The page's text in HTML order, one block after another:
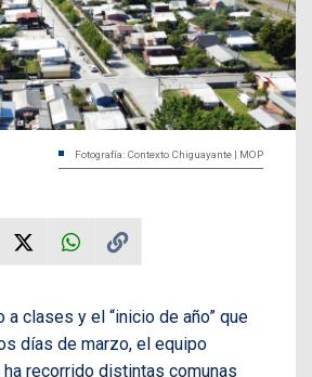
Fotografía: Contexto Chiguayante | MOP
a clases y el “inicio de año” que
días de marzo, el equipo
ha recorrido distintas comunas